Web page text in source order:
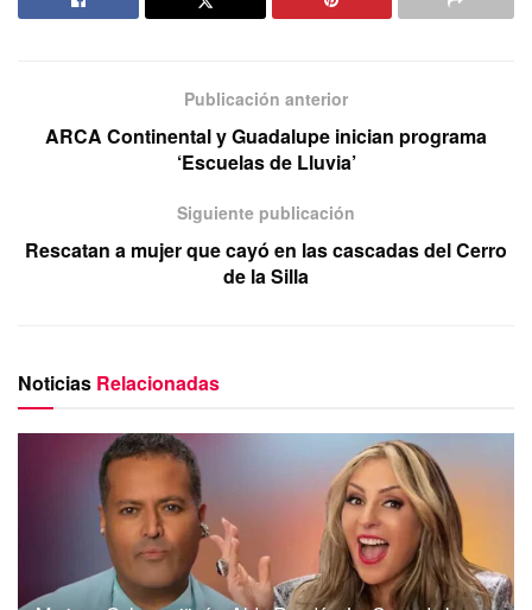
Publicación anterior
ARCA Continental y Guadalupe inician programa
‘Escuelas de Lluvia’
Siguiente publicación
Rescatan a mujer que cayó en las cascadas del Cerro
de la Silla
Noticias Relacionadas